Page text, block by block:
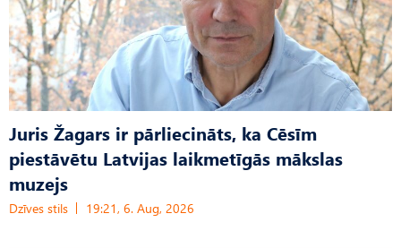
Juris Žagars ir pārliecināts, ka Cēsīm
piestāvētu Latvijas laikmetīgās mākslas
muzejs
Dzīves stils 19:21, 6. Aug, 2026